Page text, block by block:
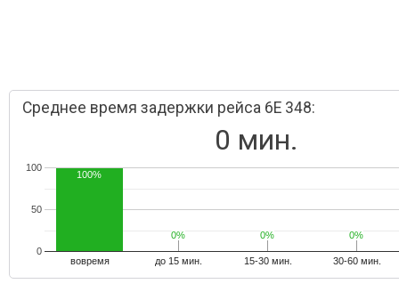
Среднее время задержки рейса 6E 348:
0 мин.
вовремя до 15 мин. 15-30 мин. 30-60 мин.
0
50
100
100%
0%
0% 0%
0% 0%
0%